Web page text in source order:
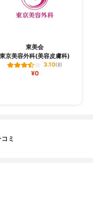
東美会
東京美容外科(美容皮膚科)
3.10(8)
¥0
ミ